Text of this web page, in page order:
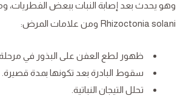
وهو يحدث بعد إصابة النبات ببعض الفطريات،
Rhizoctonia solani ومن علامات المرض:
ظهور لطع العفن على البذور في مرحلة
سقوط البادرة بعد تكونها بمدة قصيرة.
تحلل التيجان النباتية.